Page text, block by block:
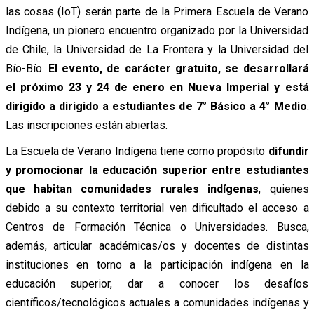
las cosas (IoT) serán parte de la Primera Escuela de Verano
Indígena, un pionero encuentro organizado por la Universidad
de Chile, la Universidad de La Frontera y la Universidad del
Bío-Bío. El evento, de carácter gratuito, se desarrollará
el próximo 23 y 24 de enero en Nueva Imperial y está
dirigido a dirigido a estudiantes de 7° Básico a 4° Medio.
Las inscripciones están abiertas.
La Escuela de Verano Indígena tiene como propósito difundir
y promocionar la educación superior entre estudiantes
que habitan comunidades rurales indígenas, quienes
debido a su contexto territorial ven dificultado el acceso a
Centros de Formación Técnica o Universidades. Busca,
además, articular académicas/os y docentes de distintas
instituciones en torno a la participación indígena en la
educación superior, dar a conocer los desafíos
científicos/tecnológicos actuales a comunidades indígenas y